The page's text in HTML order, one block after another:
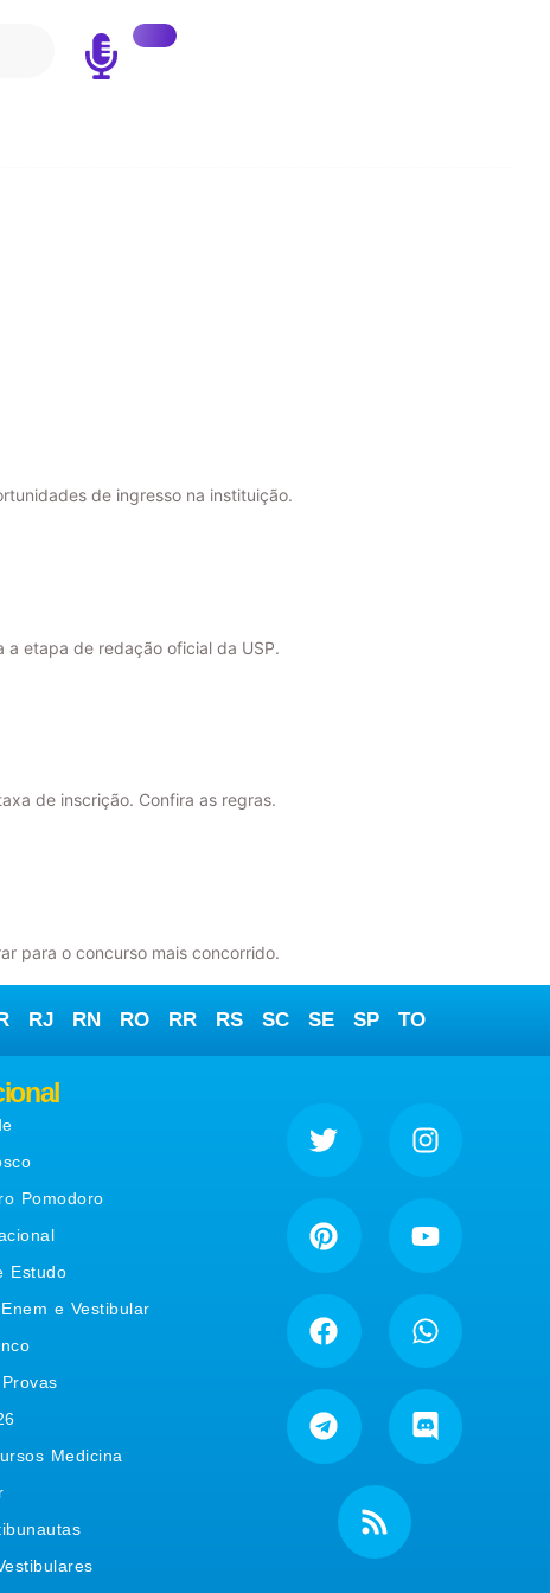
de ingresso na instituição.
a etapa de redação oficial da USP.
de inscrição. Confira as regras.
para o concurso mais concorrido.
RJ RN RO RR RS SC SE SP TO
Pomodoro
Estudo
e Vestibular
Medicina